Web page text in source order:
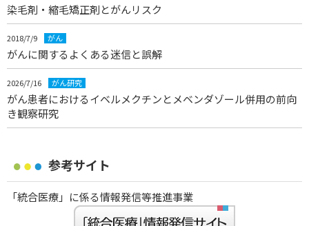
染毛剤・縮毛矯正剤とがんリスク
2018/7/9 がん
がんに関するよくある迷信と誤解
2026/7/16 がん研究
がん患者におけるイベルメクチンとメベンダゾール併用の前向
き観察研究
参考サイト
「統合医療」に係る情報発信等推進事業